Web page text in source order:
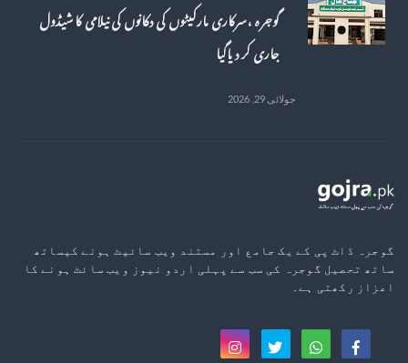
گوجرہ ، سرکاری مارکیٹوں کی دکانوں کی نیلامی کا شیڈول
جاری کر دیاگیا
جولائی 29, 2026
گوجرہ ڈاٹ پی کے یک جامع اور مستند ویب سائیٹ ہونے کیساتھ
ساتھ تحصیل گوجرہ کی سب سے پہلی اردو نیوز ویب سائٹ ہونے کا
اعزاز رکھتی ہے۔